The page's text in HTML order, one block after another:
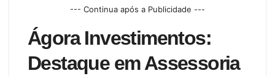
--- Continua após a Publicidade ---
Ágora Investimentos:
Destaque em Assessoria